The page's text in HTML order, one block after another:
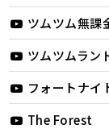
ツムツム無課
ツムツムラン
フォートナイ
The Forest